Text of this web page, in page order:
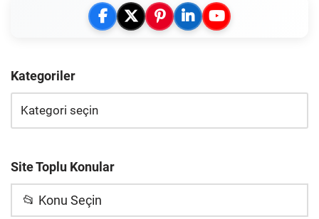
Kategoriler
Site Toplu Konular
📂 Konu Seçin